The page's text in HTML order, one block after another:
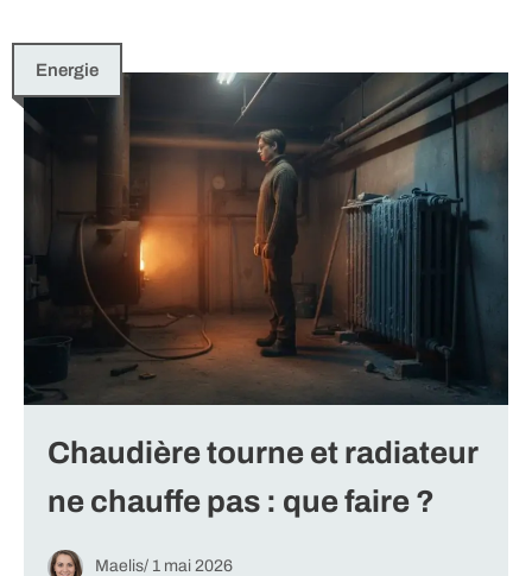
Energie
Chaudière tourne et radiateur
ne chauffe pas : que faire ?
Maelis/ 1 mai 2026